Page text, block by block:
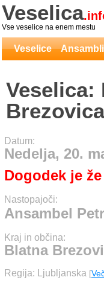
Veselica
Vse veselice na enem mestu
Veselice Ansambli
Veselica:
Datum:
Nedelja, 20.
Dogodek je
Nastopajoči:
Ansambel
Kraj in občina:
Blatna
Regija: Ljubljanska [